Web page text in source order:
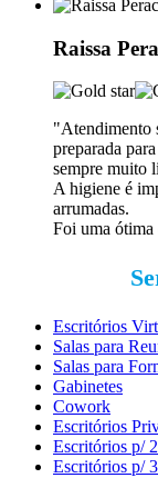
Raissa
"Atendimento
preparada
sempre muito
A higiene é
arrumadas.
Foi uma
Escritórios
Salas para
Salas para
Gabinetes
Cowork
Escritórios
Escritórios p/
Escritórios p/